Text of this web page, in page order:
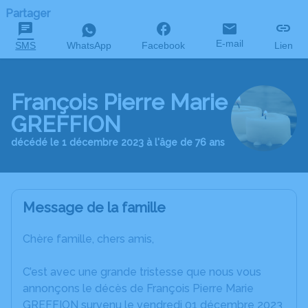
Partager
SMS WhatsApp Facebook E-mail Lien
François Pierre Marie
GREFFION
décédé le 1 décembre 2023 à l'âge de 76 ans
Message de la famille
Chère famille, chers amis,
C’est avec une grande tristesse que nous vous
annonçons le décès de François Pierre Marie
GREFFION survenu le vendredi 01 décembre 2023